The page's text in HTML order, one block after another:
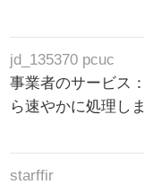
jd_135370 pcuc
事業者のサービス
ら速やかに処理しま
starffir